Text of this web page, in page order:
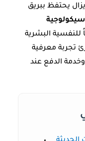
يحتفظ ببريق
سيكولوجية
للنفسية البشرية
تجربة معرفية
الدفع عند